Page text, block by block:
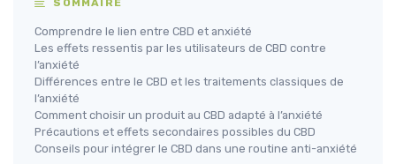
SOMMAIRE
Comprendre le lien entre CBD et anxiété
Les effets ressentis par les utilisateurs de CBD contre
l’anxiété
Différences entre le CBD et les traitements classiques de
l’anxiété
Comment choisir un produit au CBD adapté à l’anxiété
Précautions et effets secondaires possibles du CBD
Conseils pour intégrer le CBD dans une routine anti-anxiété